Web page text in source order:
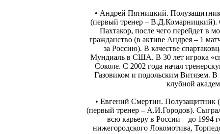
• Андрей Пятницкий.
(первый тренер – В.Д.Комарницкий).
Пахтакор, после чего перейдет в
гражданство (в активе Андрея – 1
за Россию). В качестве
Мундиаль в США. В 30 лет игрока
Соколе. С 2002 года начал
Газовиком и подольским Витязем. В
клубной
• Евгений Смертин. Полузащитник
(первый тренер – А.И.Городов).
всю карьеру в России – до 1994
нижегородского Локомотива,